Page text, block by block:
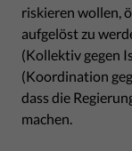
riskieren wollen,
aufgelöst zu
(Kollektiv gegen
(Koordination
dass die
machen.